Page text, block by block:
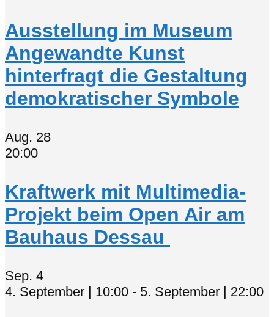
Ausstellung im Museum
Angewandte Kunst
hinterfragt die Gestaltung
demokratischer Symbole
Aug. 28
20:00
Kraftwerk mit Multimedia-
Projekt beim Open Air am
Bauhaus Dessau
Sep. 4
4. September | 10:00 - 5. September | 22:00